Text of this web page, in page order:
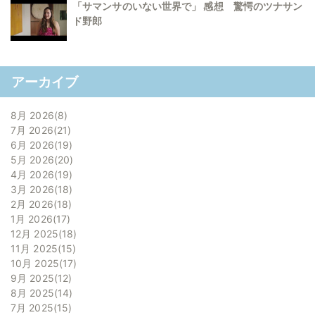
「サマンサのいない世界で」 感想 驚愕のツナサン
ド野郎
アーカイブ
8月 2026 8
7月 2026 21
6月 2026 19
5月 2026 20
4月 2026 19
3月 2026 18
2月 2026 18
1月 2026 17
12月 2025 18
11月 2025 15
10月 2025 17
9月 2025 12
8月 2025 14
7月 2025 15